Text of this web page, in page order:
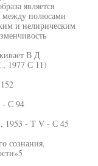
является
между полюсами
и нелирическим
В Д
1977 С 11)
- С 94
1953 - Т V - С 45
сознания,